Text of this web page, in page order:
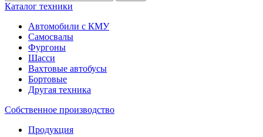
Каталог техники
Автомобили с КМУ
Самосвалы
Фургоны
Шасси
Вахтовые автобусы
Бортовые
Другая техника
Собственное производство
Продукция